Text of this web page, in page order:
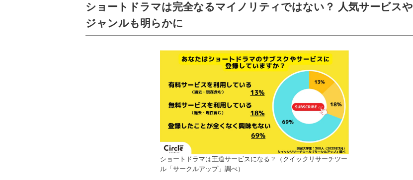
ショートドラマは完全なるマイノリティではない？ 人気サービスや
ジャンルも明らかに
ショートドラマは王道サービスになる？（クイックリサーチツー
ル「サークルアップ」調べ）